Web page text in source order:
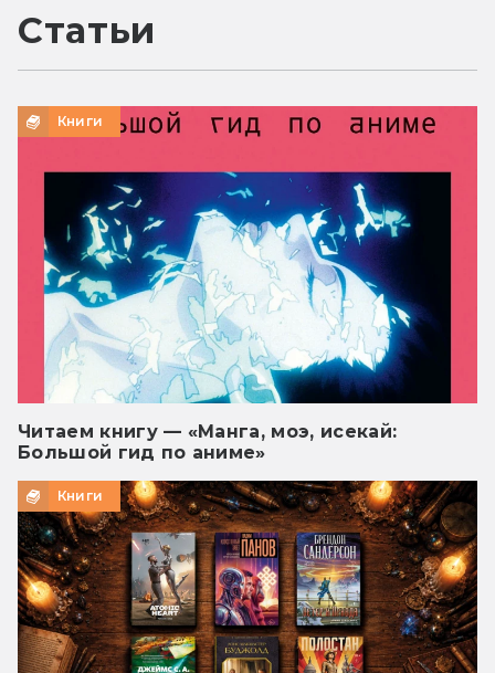
Статьи
Книги
Читаем книгу — «Манга, моэ, исекай:
Большой гид по аниме»
Книги